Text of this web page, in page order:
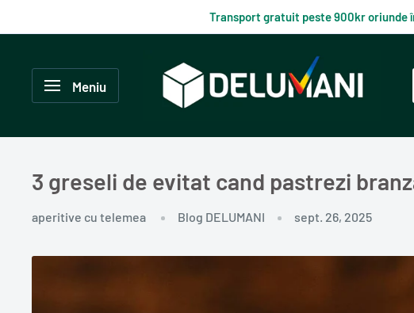
te
continut
Transport gratuit peste 900kr oriunde
Meniu
Delumani
Magazin
3 greseli de evitat cand pastrezi
aperitive cu telemea Blog DELUMANI sept. 26, 2025